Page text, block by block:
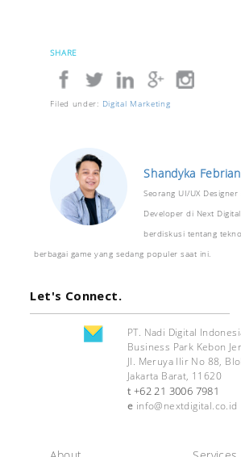
SHARE
Filed under: Digital Marketing
Shandyka Febrian
Seorang UI/UX
Developer di Next
berdiskusi tentang
berbagai game yang sedang populer saat ini.
Let's Connect.
PT. Nadi Digital
Business Park Kebon
Jl. Meruya Ilir No 88,
Jakarta Barat, 11620
t +62 21 3006 7981
e info@nextdigital.co.id